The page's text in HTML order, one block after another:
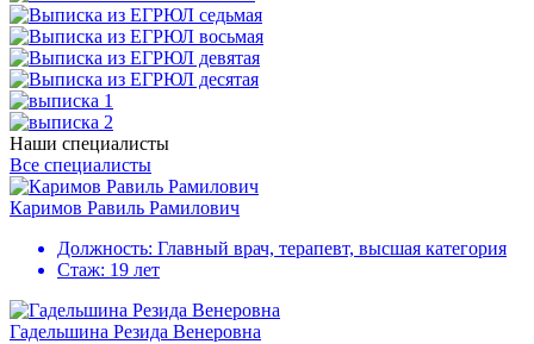
Наши специалисты
Все специалисты
Каримов Равиль Рамилович
Должность: Главный врач, терапевт, высшая категория
Стаж: 19 лет
Гадельшина Резида Венеровна